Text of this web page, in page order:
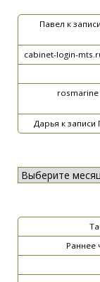
Павел к записи
cabinet-login-
rosmarine
Дарья к записи
Раннее